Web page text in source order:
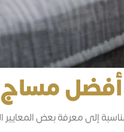
إلى معرفة بعض